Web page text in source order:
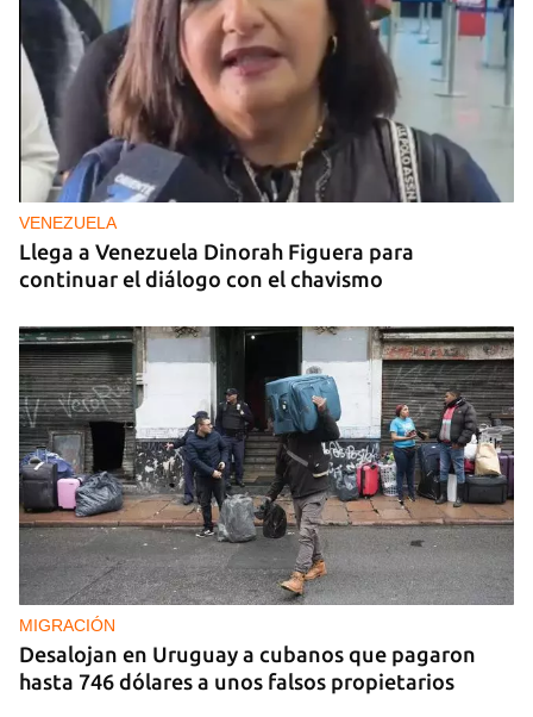
VENEZUELA
Llega a Venezuela Dinorah Figuera para
continuar el diálogo con el chavismo
MIGRACIÓN
Desalojan en Uruguay a cubanos que pagaron
hasta 746 dólares a unos falsos propietarios